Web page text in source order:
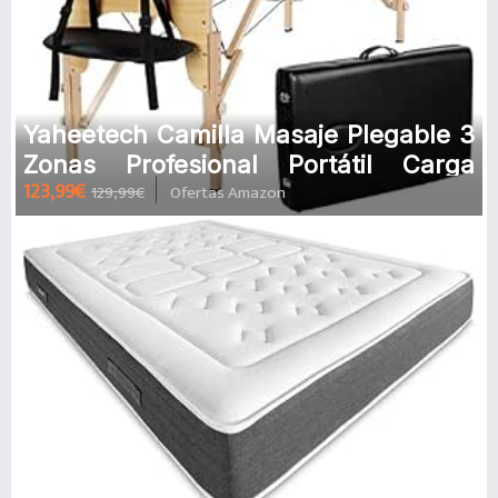
Yaheetech Camilla Masaje Plegable 3
Zonas Profesional Portátil Carga
250kg 213×82cm Altura Ajustab
123,99€ 129,99€ Ofertas Amazon